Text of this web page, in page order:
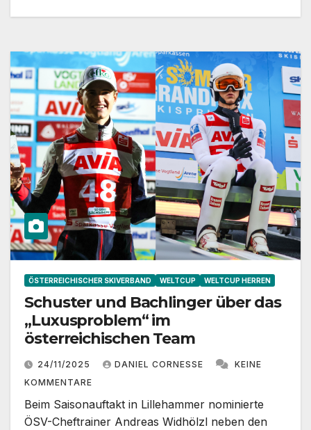
ÖSTERREICHISCHER SKIVERBAND WELTCUP WELTCUP HERREN
Schuster und Bachlinger über das
„Luxusproblem“ im
österreichischen Team
24/11/2025 DANIEL CORNESSE
KEINE
KOMMENTARE
Beim Saisonauftakt in Lillehammer nominierte
ÖSV-Cheftrainer Andreas Widhölzl neben den